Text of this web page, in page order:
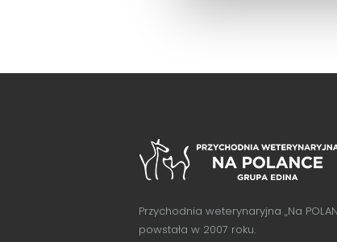
Przychodnia weterynaryjna „Na
powstała w 2007 roku.